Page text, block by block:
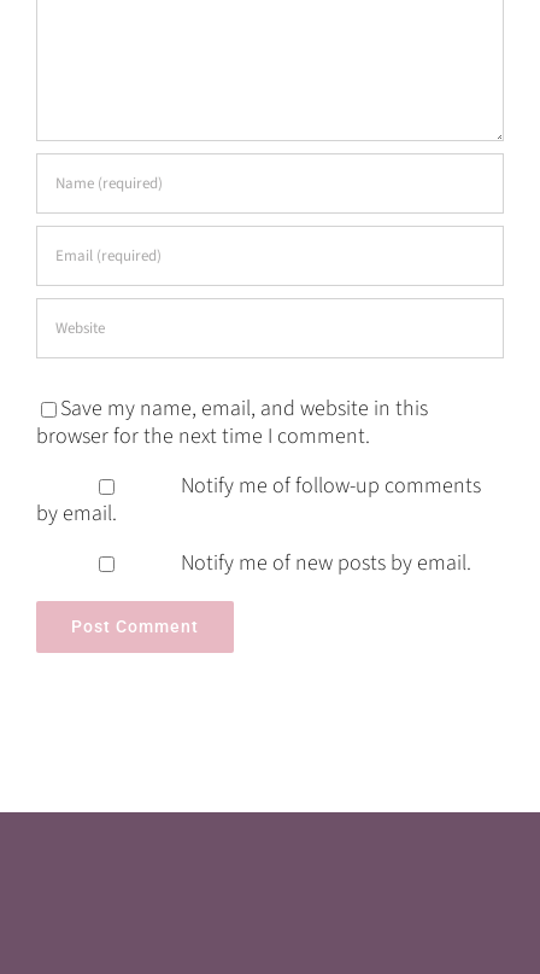
Save my name, email, and website in this
browser for the next time I comment.
Notify me of follow-up comments
by email.
Notify me of new posts by email.